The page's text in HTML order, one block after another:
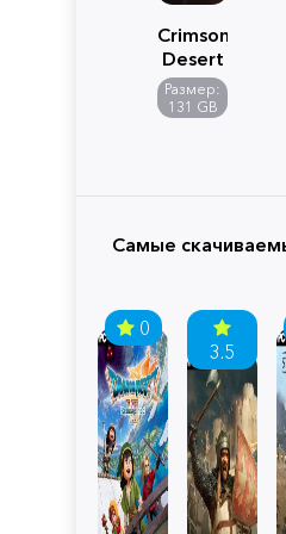
Crimson
Desert
Размер:
131 GB
Самые
0
3.5